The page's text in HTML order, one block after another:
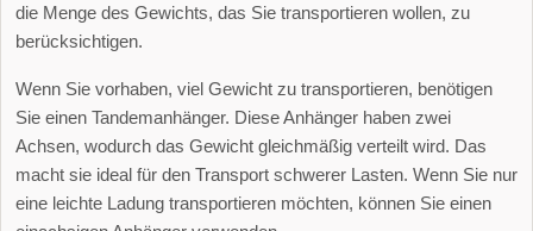
die Menge des Gewichts, das Sie transportieren wollen, zu
berücksichtigen.
Wenn Sie vorhaben, viel Gewicht zu transportieren, benötigen
Sie einen Tandemanhänger. Diese Anhänger haben zwei
Achsen, wodurch das Gewicht gleichmäßig verteilt wird. Das
macht sie ideal für den Transport schwerer Lasten. Wenn Sie nur
eine leichte Ladung transportieren möchten, können Sie einen